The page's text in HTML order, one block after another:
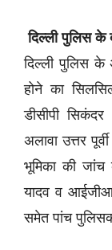
दिल्ली पुलिस के
दिल्ली पुलिस के
होने का
डीसीपी
अलावा उत्तर
भूमिका की
यादव व
समेत पांच